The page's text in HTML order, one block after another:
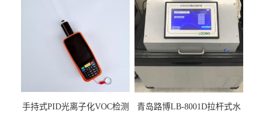
手持式PID光离子化VOC检测 青岛路博LB-8001D拉杆式水